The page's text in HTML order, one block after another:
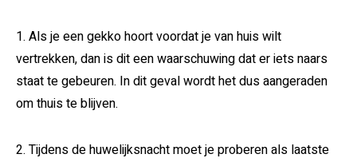
1. Als je een gekko hoort voordat je van huis wilt
vertrekken, dan is dit een waarschuwing dat er iets naars
staat te gebeuren. In dit geval wordt het dus aangeraden
om thuis te blijven.
2. Tijdens de huwelijksnacht moet je proberen als laatste